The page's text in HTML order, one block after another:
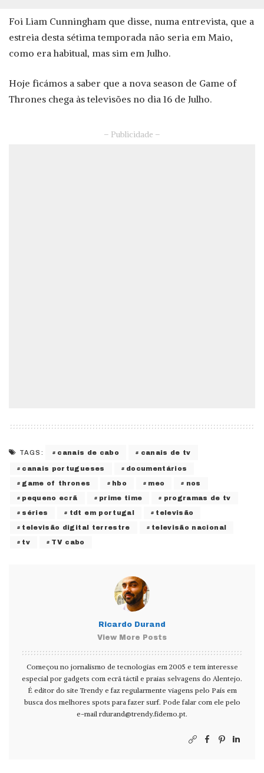
Foi Liam Cunningham que disse, numa entrevista, que a
estreia desta sétima temporada não seria em Maio,
como era habitual, mas sim em Julho.
Hoje ficámos a saber que a nova season de Game of
Thrones chega às televisões no dia 16 de Julho.
– Publicidade –
TAGS: canais de cabo canais de tv
canais portugueses documentários
game of thrones hbo meo nos
pequeno ecrã prime time programas de tv
séries tdt em portugal televisão
televisão digital terrestre televisão nacional
tv TV cabo
Ricardo Durand
View More Posts
Começou no jornalismo de tecnologias em 2005 e tem interesse
especial por gadgets com ecrã táctil e praias selvagens do Alentejo.
É editor do site Trendy e faz regularmente viagens pelo País em
busca dos melhores spots para fazer surf. Pode falar com ele pelo
e-mail rdurand@trendy.fidemo.pt.